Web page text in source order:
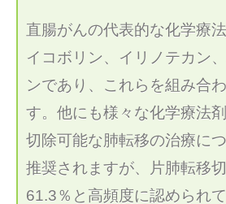
直腸がんの代表的な化学療
イコボリン、イリノテカン
ンであり、これらを組み合
す。他にも様々な化学療法
切除可能な肺転移の治療に
推奨されますが、片肺転移
61.3％と高頻度に認められて